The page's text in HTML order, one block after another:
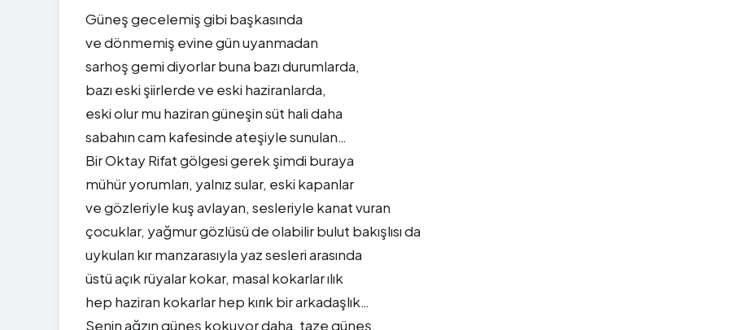
Güneş gecelemiş gibi başkasında
ve dönmemiş evine gün uyanmadan
sarhoş gemi diyorlar buna bazı durumlarda,
bazı eski şiirlerde ve eski haziranlarda,
eski olur mu haziran güneşin süt hali daha
sabahın cam kafesinde ateşiyle sunulan…
Bir Oktay Rifat gölgesi gerek şimdi buraya
mühür yorumları, yalnız sular, eski kapanlar
ve gözleriyle kuş avlayan, sesleriyle kanat vuran
çocuklar, yağmur gözlüsü de olabilir bulut bakışlısı da
uykuları kır manzarasıyla yaz sesleri arasında
üstü açık rüyalar kokar, masal kokarlar ılık
hep haziran kokarlar hep kırık bir arkadaşlık…
Senin ağzın güneş kokuyor daha, taze güneş,